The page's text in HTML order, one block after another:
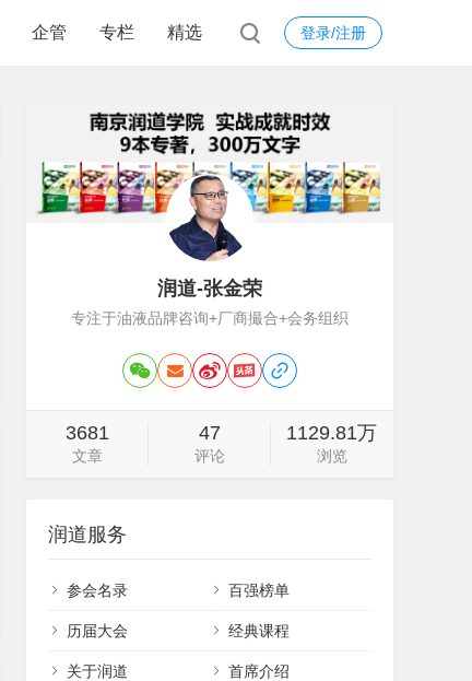
登录/注册
企管 专栏 精选
润道-张金荣
专注于油液品牌咨询+厂商撮合+会务组织
3681
文章
47
评论
1129.81万
浏览
润道服务
参会名录 百强榜单
历届大会 经典课程
关于润道 首席介绍